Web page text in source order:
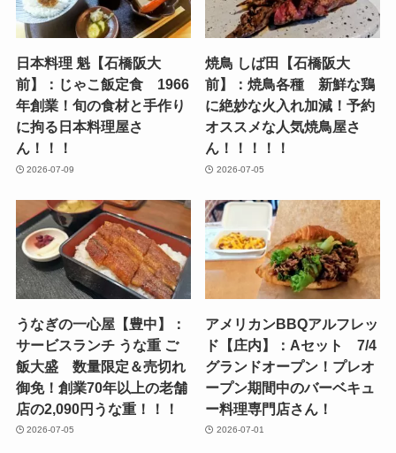
日本料理 魁【石橋阪大
前】：じゃこ飯定食 1966
年創業！旬の食材と手作り
に拘る日本料理屋さ
ん！！！
2026-07-09
焼鳥 しば田【石橋阪大
前】：焼鳥各種 新鮮な鶏
に絶妙な火入れ加減！予約
オススメな人気焼鳥屋さ
ん！！！！！
2026-07-05
うなぎの一心屋【豊中】：
サービスランチ うな重 ご
飯大盛 数量限定＆売切れ
御免！創業70年以上の老舗
店の2,090円うな重！！！
2026-07-05
アメリカンBBQアルフレッ
ド【庄内】：Aセット 7/4
グランドオープン！プレオ
ープン期間中のバーベキュ
ー料理専門店さん！
2026-07-01